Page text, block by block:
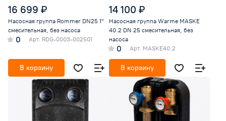
16 699 ₽
Насосная группа Rommer DN25 1"
смесительная, без насоса
0 Арт. RDG-0003-002501
В корзину
14 100 ₽
Насосная группа Warme MASKE
40.2 DN 25 смесительная, без
насоса
0 Арт. MASKE40.2
В корзину